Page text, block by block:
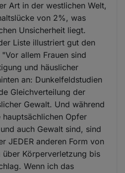
Art in der westlichen Welt,
von 2%, was
Unsicherheit liegt.
Liste illustriert gut den
allem Frauen sind
und häuslicher
an: Dunkelfeldstudien
Gleichverteilung der
Gewalt. Und während
Opfer
auch Gewalt sind, sind
JEDER anderen Form von
Körperverletzung bis
Wenn ich das